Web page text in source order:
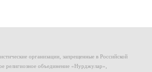
организации, запрещенные в Российской
религиозное объединение «Нурджулар»,